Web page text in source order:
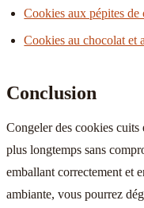
Cookies aux pépites de
Cookies au chocolat et
Conclusion
Congeler des cookies cuits
plus longtemps sans
emballant correctement et
ambiante, vous pourrez